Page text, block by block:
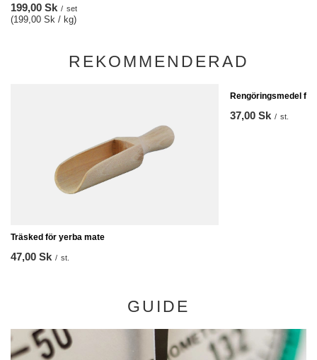
199,00 Sk / set
(199,00 Sk / kg)
REKOMMENDERAD
Träsked för yerba mate
47,00 Sk / st.
Rengöringsmedel
37,00 Sk / st.
GUIDE